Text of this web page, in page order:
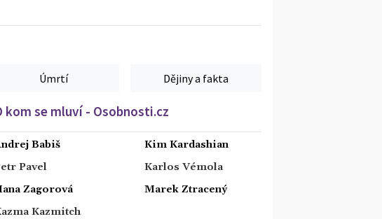
Úmrtí Dějiny a fakta
kom se mluví - Osobnosti.cz
Babiš
Pavel
Zagorová
Kazmitch
Kim Kardashian
Karlos Vémola
Marek Ztracený